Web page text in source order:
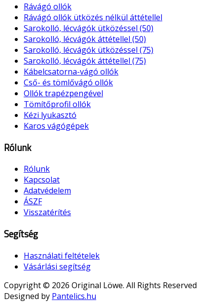
Rávágó ollók
Rávágó ollók ütközés nélkül áttétellel
Sarokolló, lécvágók ütközéssel (50)
Sarokolló, lécvágók áttétellel (50)
Sarokolló, lécvágók ütközéssel (75)
Sarokolló, lécvágók áttétellel (75)
Kábelcsatorna-vágó ollók
Cső- és tömlővágó ollók
Ollók trapézpengével
Tömítőprofil ollók
Kézi lyukasztó
Karos vágógépek
Rólunk
Rólunk
Kapcsolat
Adatvédelem
ÁSZF
Visszatérítés
Segítség
Használati feltételek
Vásárlási segítség
Copyright © 2026 Original Löwe. All Rights Reserved
Designed by Pantelics.hu